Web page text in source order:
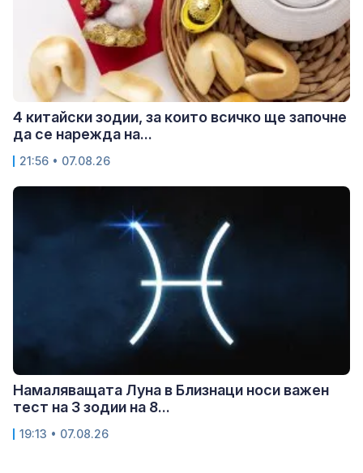
4 китайски зодии, за които всичко ще започне
да се нарежда на...
21:56 • 07.08.26
Намаляващата Луна в Близнаци носи важен
тест на 3 зодии на 8...
19:13 • 07.08.26